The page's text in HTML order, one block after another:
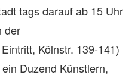
tags darauf ab 15 Uhr
der
Kölnstr. 139-141)
Duzend Künstlern,